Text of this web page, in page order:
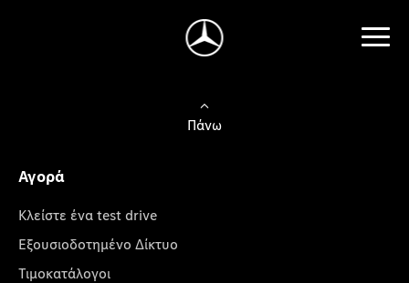
Πάνω
Αγορά
Κλείστε ένα test drive
Εξουσιοδοτημένο Δίκτυο
Τιμοκατάλογοι